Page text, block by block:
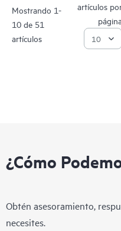
Mostrando 1-
10 de 51
artículos
artículos
¿Cómo
Obtén asesoramiento,
necesites.